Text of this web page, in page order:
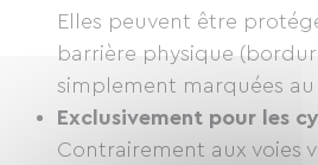
Elles peuvent être
barrière physique
simplement marquées au
Exclusivement pour les
Contrairement aux voies